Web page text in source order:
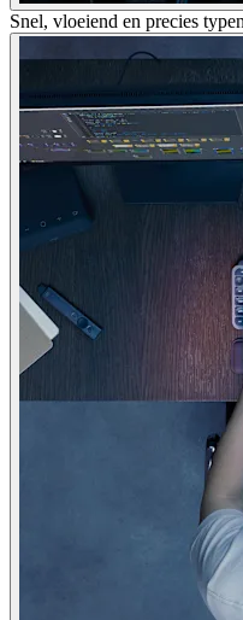
Snel, vloeiend en precies typen